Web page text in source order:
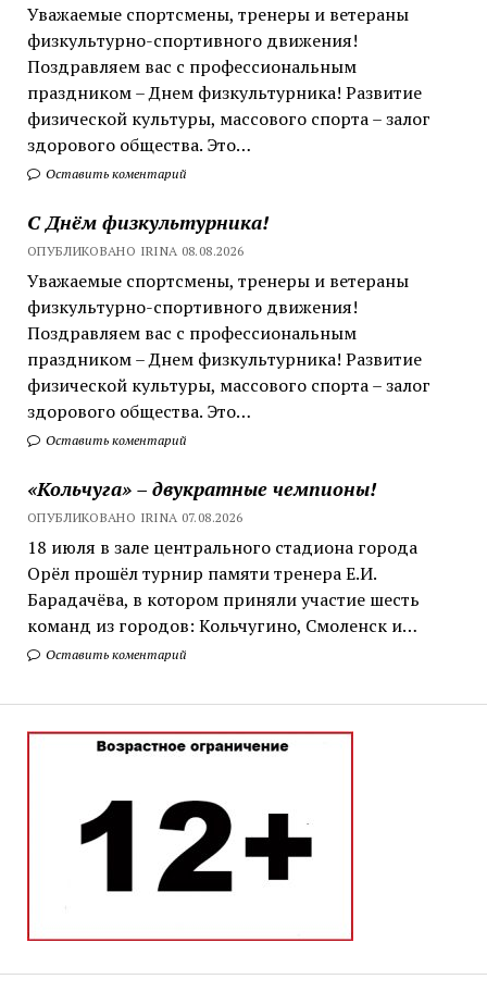
Уважаемые спортсмены, тренеры и ветераны
физкультурно-спортивного движения!
Поздравляем вас с профессиональным
праздником – Днем физкультурника! Развитие
физической культуры, массового спорта – залог
здорового общества. Это…
Оставить коментарий
С Днём физкультурника!
ОПУБЛИКОВАНО IRINA 08.08.2026
Уважаемые спортсмены, тренеры и ветераны
физкультурно-спортивного движения!
Поздравляем вас с профессиональным
праздником – Днем физкультурника! Развитие
физической культуры, массового спорта – залог
здорового общества. Это…
Оставить коментарий
«Кольчуга» – двукратные чемпионы!
ОПУБЛИКОВАНО IRINA 07.08.2026
18 июля в зале центрального стадиона города
Орёл прошёл турнир памяти тренера Е.И.
Барадачёва, в котором приняли участие шесть
команд из городов: Кольчугино, Смоленск и…
Оставить коментарий